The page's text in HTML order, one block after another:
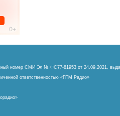
номер СМИ Эл № ФС77-81953 от 24.09.2021,
ответственностью «ГПМ Радио»